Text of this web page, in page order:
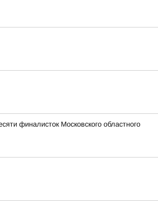
финалисток Московского областного